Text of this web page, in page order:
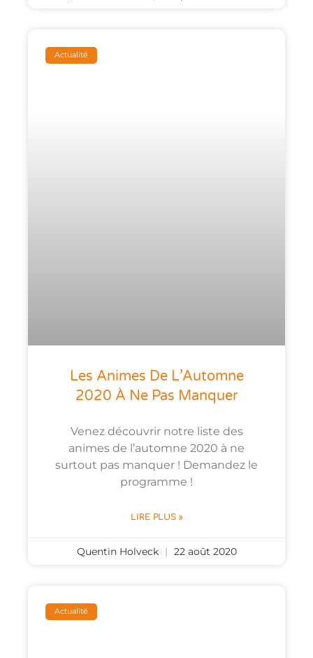
Actualité
Les Animes De L’Automne
2020 À Ne Pas Manquer
Venez découvrir notre liste des
animes de l’automne 2020 à ne
surtout pas manquer ! Demandez le
programme !
LIRE PLUS »
Quentin Holveck 22 août 2020
Actualité